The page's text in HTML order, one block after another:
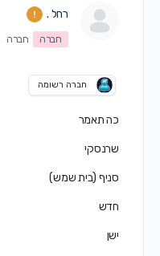
רחל .
חברה חברה
חברה רשומה
כה תאמר
שרנסקי
סניף (בית שמש)
חדש
ישן